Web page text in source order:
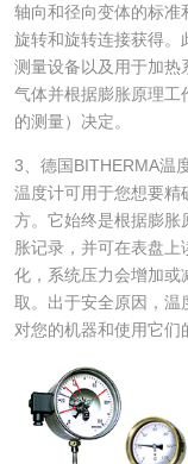
轴向和径向变体的标准
旋转和旋转连接获得。
测量设备以及用于加热
气体并根据膨胀原理工
的测量）决定。
3、德国BITHERMA温
温度计可用于您想要精
方。它始终是根据膨胀
胀记录，并可在表盘
化，系统压力会增加或
取。出于安全原因，温
对您的机器和使用它们